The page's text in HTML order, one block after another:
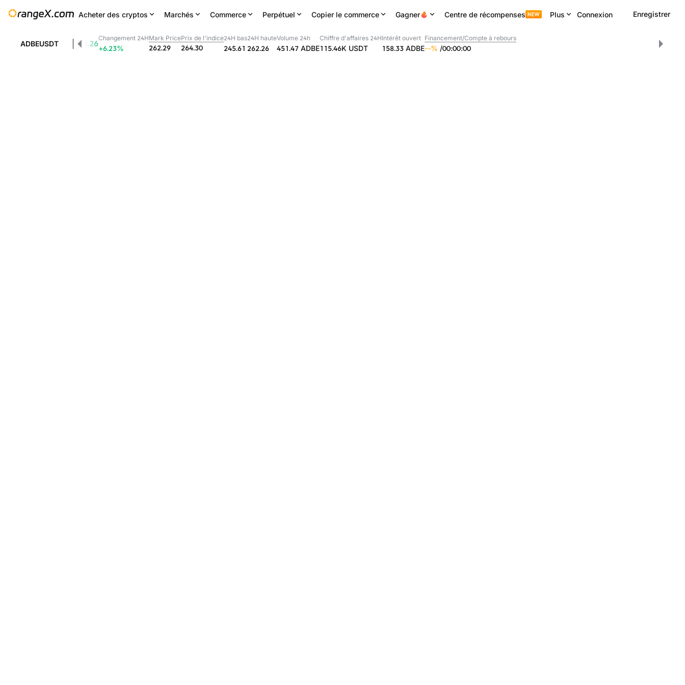
Acheter des cryptos Marchés Commerce Perpétuel Copier le commerce Gagner Centre de récompenses Plus Connexion Enregistrer
ADBEUSDT 262.26
Changement 24H
+6.23%
Mark Price
262.29
Prix de l'indice
264.30
24H bas
245.61
24H haute
262.26
Volume 24h
451.47 ADBE
Chiffre d'affaires 24H
115.46K USDT
Intérêt ouvert
158.33 ADBE
Financement/Compte à rebours
--% /00:00:00